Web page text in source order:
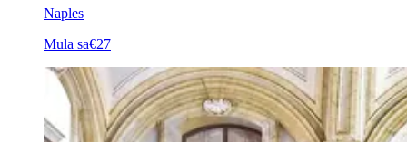
Naples
Mula sa€27